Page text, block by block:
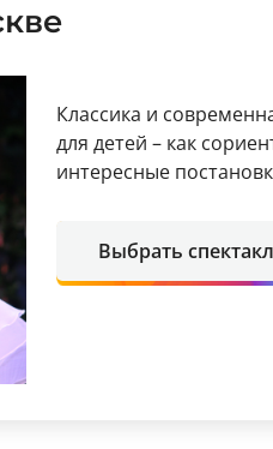
Классика и
для детей – как
интересные
Выбрать